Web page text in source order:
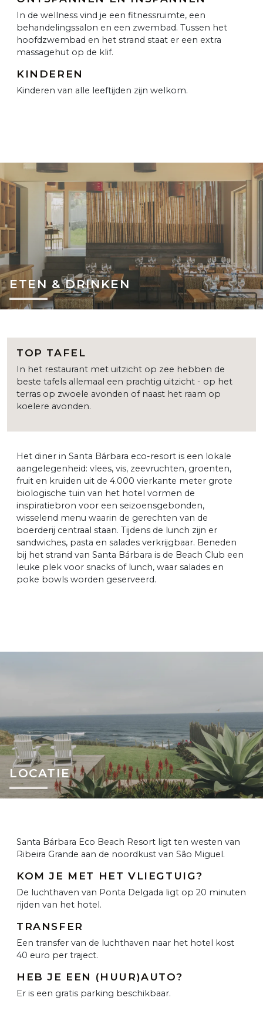
In de wellness vind je een fitnessruimte, een
behandelingssalon en een zwembad. Tussen het
hoofdzwembad en het strand staat er een extra
massagehut op de klif.
KINDEREN
Kinderen van alle leeftijden zijn welkom.
ETEN & DRINKEN
TOP TAFEL
In het restaurant met uitzicht op zee hebben de
beste tafels allemaal een prachtig uitzicht - op het
terras op zwoele avonden of naast het raam op
koelere avonden.
Het diner in Santa Bárbara eco-resort is een lokale
aangelegenheid: vlees, vis, zeevruchten, groenten,
fruit en kruiden uit de 4.000 vierkante meter grote
biologische tuin van het hotel vormen de
inspiratiebron voor een seizoensgebonden,
wisselend menu waarin de gerechten van de
boerderij centraal staan. Tijdens de lunch zijn er
sandwiches, pasta en salades verkrijgbaar. Beneden
bij het strand van Santa Bárbara is de Beach Club een
leuke plek voor snacks of lunch, waar salades en
poke bowls worden geserveerd.
LOCATIE
Santa Bárbara Eco Beach Resort ligt ten westen van
Ribeira Grande aan de noordkust van São Miguel.
KOM JE MET HET VLIEGTUIG?
De luchthaven van Ponta Delgada ligt op 20 minuten
rijden van het hotel.
TRANSFER
Een transfer van de luchthaven naar het hotel kost
40 euro per traject.
HEB JE EEN (HUUR)AUTO?
Er is een gratis parking beschikbaar.